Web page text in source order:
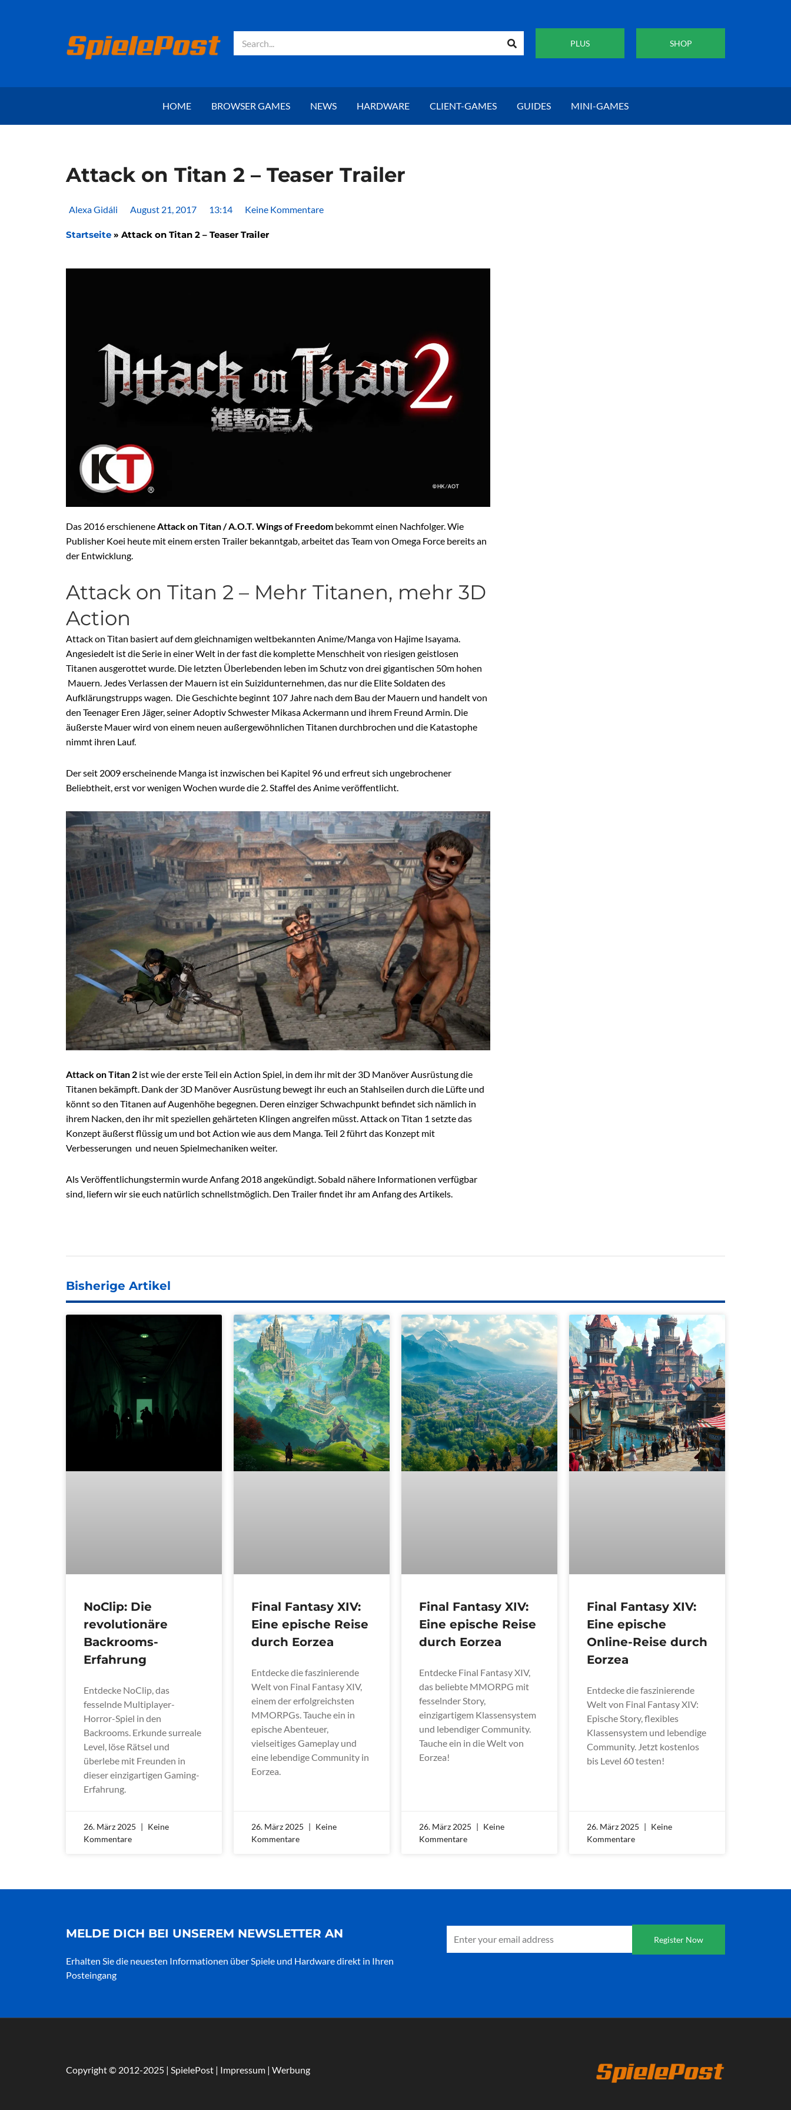
Suche PLUS SHOP
HOME BROWSER GAMES NEWS HARDWARE CLIENT-GAMES GUIDES MINI-GAMES
Attack on Titan 2 – Teaser Trailer
Alexa Gidáli August 21, 2017 13:14 Keine Kommentare
Startseite » Attack on Titan 2 – Teaser Trailer
Das 2016 erschieneneAttack on Titan / A.O.T. Wings of Freedom bekommt einen Nachfolger. Wie
Publisher Koei heute mit einem ersten Trailer bekanntgab, arbeitet das Team von Omega Force bereits an
der Entwicklung.
Attack on Titan 2 – Mehr Titanen, mehr 3D
Action
Attack on Titan basiert auf dem gleichnamigen weltbekannten Anime/Manga von Hajime Isayama.
Angesiedelt ist die Serie in einer Welt in der fast die komplette Menschheit von riesigen geistlosen
Titanen ausgerottet wurde. Die letzten Überlebenden leben im Schutz von drei gigantischen 50m hohen
Mauern. Jedes Verlassen der Mauern ist ein Suizidunternehmen, das nur die Elite Soldaten des
Aufklärungstrupps wagen. Die Geschichte beginnt 107 Jahre nach dem Bau der Mauern und handelt von
den Teenager Eren Jäger, seiner Adoptiv Schwester Mikasa Ackermann und ihrem Freund Armin. Die
äußerste Mauer wird von einem neuen außergewöhnlichen Titanen durchbrochen und die Katastophe
nimmt ihren Lauf.
Der seit 2009 erscheinende Manga ist inzwischen bei Kapitel 96 und erfreut sich ungebrochener
Beliebtheit, erst vor wenigen Wochen wurde die 2. Staffel des Anime veröffentlicht.
Attack on Titan 2 ist wie der erste Teil ein Action Spiel, in dem ihr mit der 3D Manöver Ausrüstung die
Titanen bekämpft. Dank der 3D Manöver Ausrüstung bewegt ihr euch an Stahlseilen durch die Lüfte und
könnt so den Titanen auf Augenhöhe begegnen. Deren einziger Schwachpunkt befindet sich nämlich in
ihrem Nacken, den ihr mit speziellen gehärteten Klingen angreifen müsst. Attack on Titan 1 setzte das
Konzept äußerst flüssig um und bot Action wie aus dem Manga. Teil 2 führt das Konzept mit
Verbesserungen und neuen Spielmechaniken weiter.
Als Veröffentlichungstermin wurde Anfang 2018 angekündigt. Sobald nähere Informationen verfügbar
sind, liefern wir sie euch natürlich schnellstmöglich. Den Trailer findet ihr am Anfang des Artikels.
Bisherige Artikel
NoClip: Die
revolutionäre
Backrooms-
Erfahrung
Entdecke NoClip, das
fesselnde Multiplayer-
Horror-Spiel in den
Backrooms. Erkunde surreale
Level, löse Rätsel und
überlebe mit Freunden in
dieser einzigartigen Gaming-
Erfahrung.
26. März 2025
Keine
Kommentare
Final Fantasy XIV:
Eine epische Reise
durch Eorzea
Entdecke die faszinierende
Welt von Final Fantasy XIV,
einem der erfolgreichsten
MMORPGs. Tauche ein in
epische Abenteuer,
vielseitiges Gameplay und
eine lebendige Community in
Eorzea.
26. März 2025
Keine
Kommentare
Final Fantasy XIV:
Eine epische Reise
durch Eorzea
Entdecke Final Fantasy XIV,
das beliebte MMORPG mit
fesselnder Story,
einzigartigem Klassensystem
und lebendiger Community.
Tauche ein in die Welt von
Eorzea!
26. März 2025
Keine
Kommentare
Final Fantasy XIV:
Eine epische
Online-Reise durch
Eorzea
Entdecke die faszinierende
Welt von Final Fantasy XIV:
Epische Story, flexibles
Klassensystem und lebendige
Community. Jetzt kostenlos
bis Level 60 testen!
26. März 2025
Keine
Kommentare
MELDE DICH BEI UNSEREM NEWSLETTER AN
Erhalten Sie die neuesten Informationen über Spiele und Hardware direkt in Ihren
Posteingang
Register Now
Copyright © 2012-2025 | SpielePost | Impressum | Werbung